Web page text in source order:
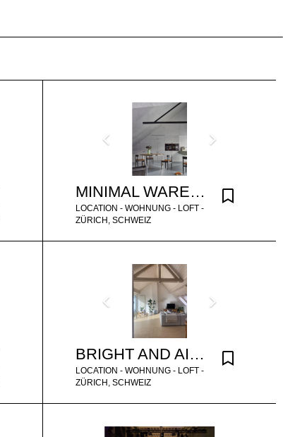
MINIMAL WAREHOUSE ZURICH
LOCATION - WOHNUNG - LOFT -
ZÜRICH, SCHWEIZ
BRIGHT AND AIRY SEEFELD ATTIC LOFT
LOCATION - WOHNUNG - LOFT -
ZÜRICH, SCHWEIZ